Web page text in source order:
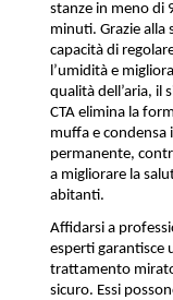
stanze in meno di
minuti. Grazie alla
capacità di
l’umidità e
qualità dell’aria, il
CTA elimina la
muffa e condensa
permanente,
a migliorare la
abitanti.
Affidarsi a
esperti garantisce
trattamento
sicuro. Essi